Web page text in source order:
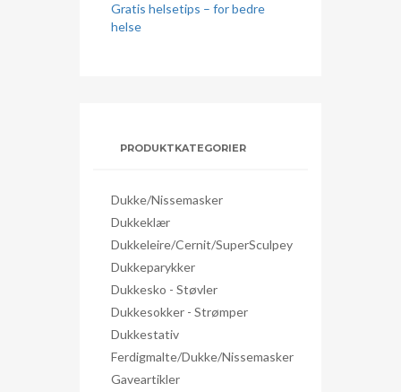
Gratis helsetips – for bedre
helse
PRODUKTKATEGORIER
Dukke/nissemasker
Dukkeklær
Dukkeleire/Cernit/SuperSculpey
Dukkeparykker
Dukkesko - Støvler
Dukkesokker - Strømper
Dukkestativ
Ferdigmalte/dukke/nissemasker
Gaveartikler